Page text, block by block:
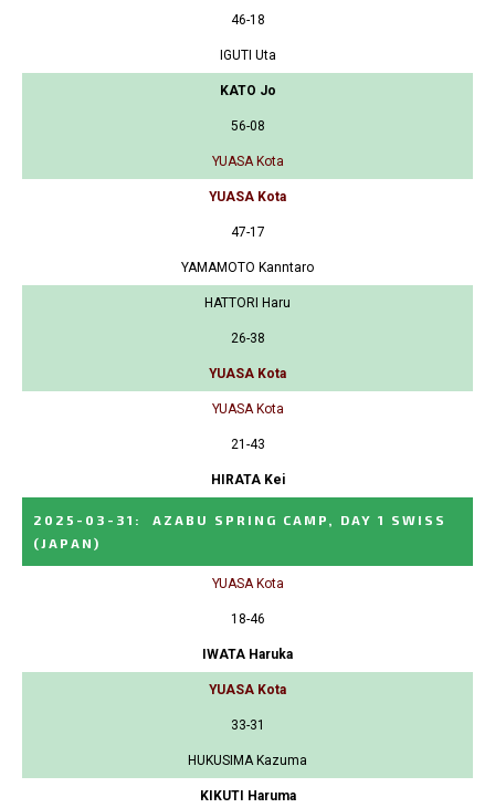
46-18
IGUTI Uta
KATO Jo
56-08
YUASA Kota
YUASA Kota
47-17
YAMAMOTO Kanntaro
HATTORI Haru
26-38
YUASA Kota
YUASA Kota
21-43
HIRATA Kei
2025-03-31 :
AZABU SPRING CAMP, DAY 1 SWISS
(JAPAN)
YUASA Kota
18-46
IWATA Haruka
YUASA Kota
33-31
HUKUSIMA Kazuma
KIKUTI Haruma